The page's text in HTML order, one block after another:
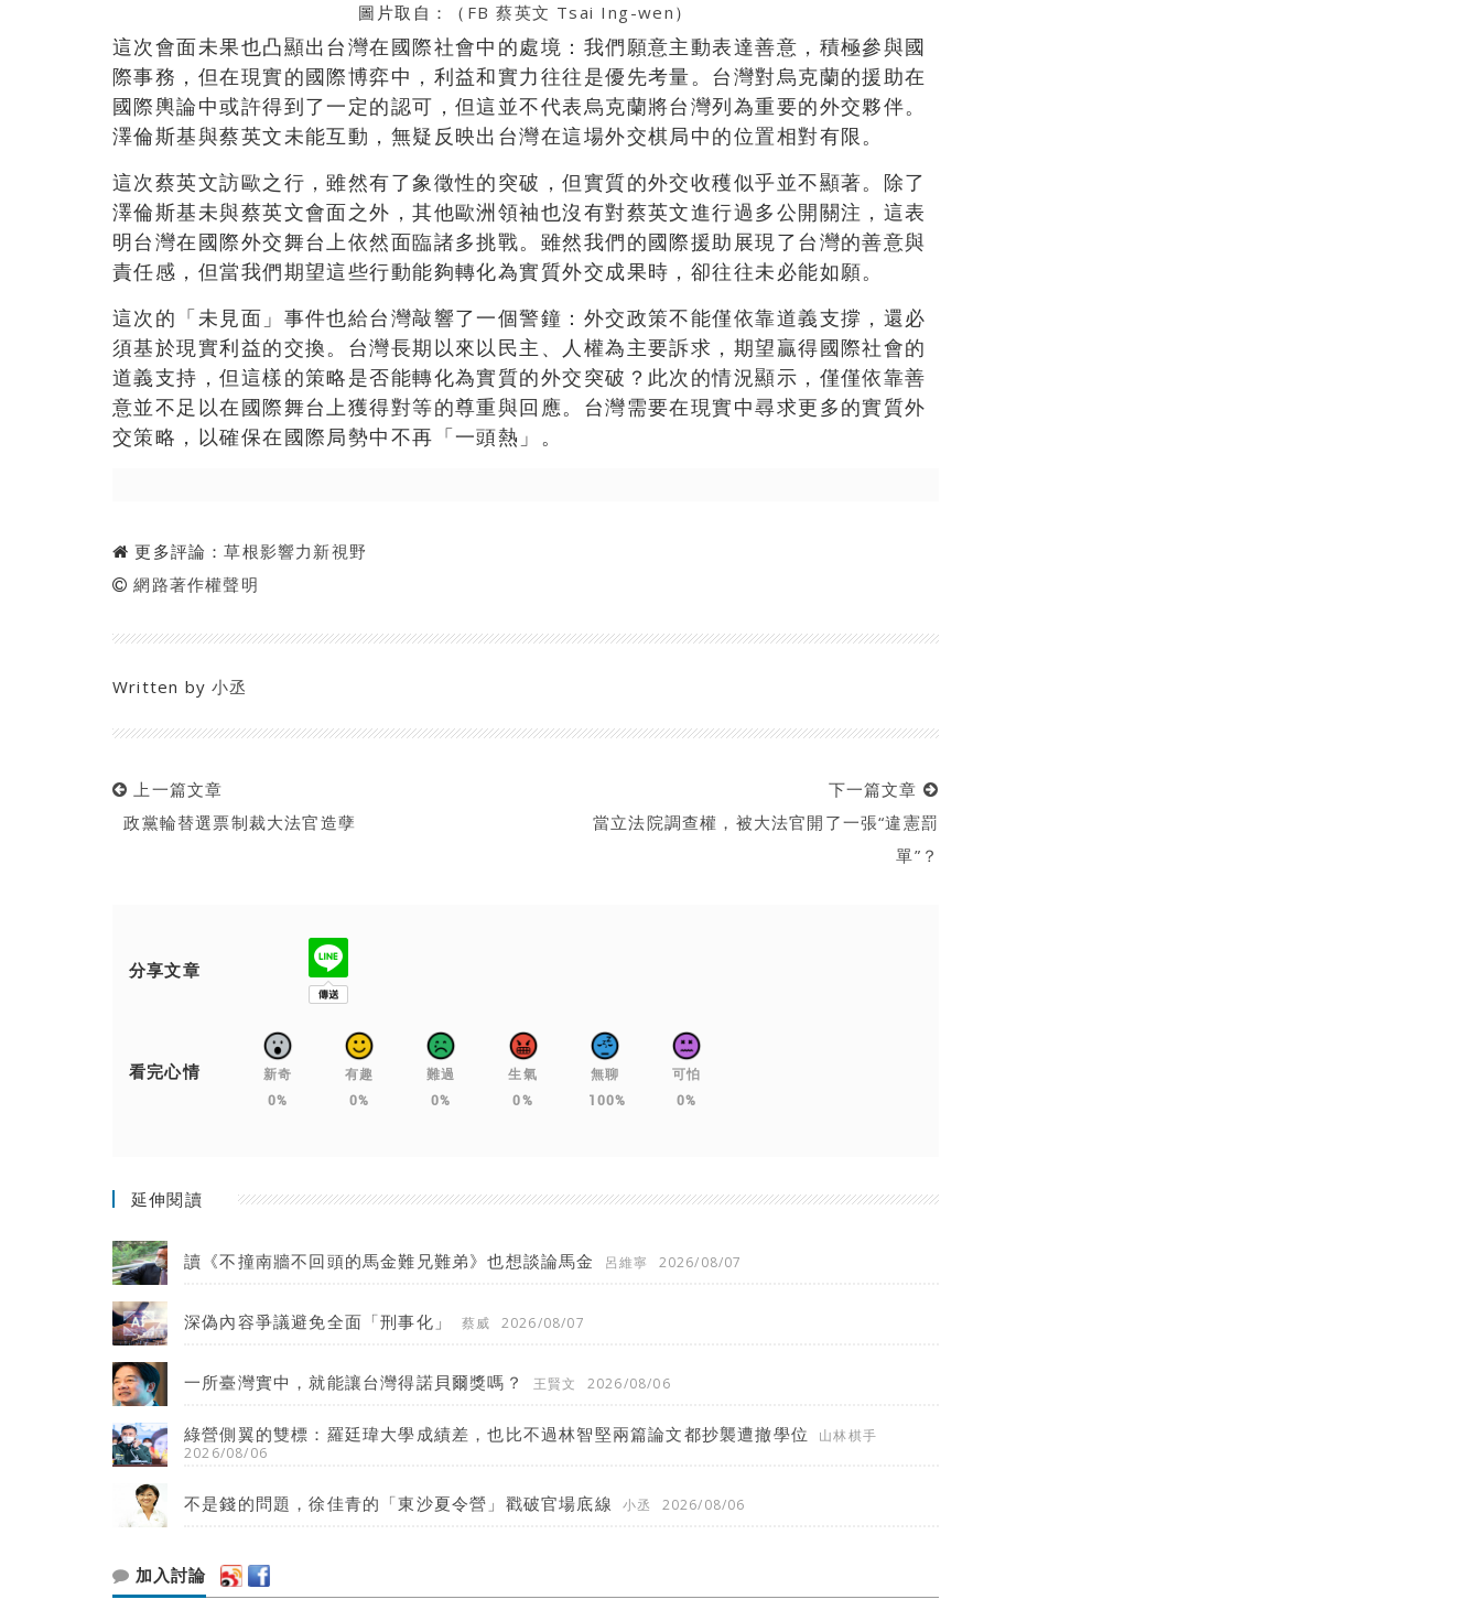
圖片取自：（ FB 蔡英文 Tsai Ing-wen ）
這次會面未果也凸顯出台灣在國際社會中的處境：我們願意主動表達善意，積極參與國
際事務，但在現實的國際博弈中，利益和實力往往是優先考量。台灣對烏克蘭的援助在
國際輿論中或許得到了一定的認可，但這並不代表烏克蘭將台灣列為重要的外交夥伴。
澤倫斯基與蔡英文未能互動，無疑反映出台灣在這場外交棋局中的位置相對有限。
這次蔡英文訪歐之行，雖然有了象徵性的突破，但實質的外交收穫似乎並不顯著。除了
澤倫斯基未與蔡英文會面之外，其他歐洲領袖也沒有對蔡英文進行過多公開關注，這表
明台灣在國際外交舞台上依然面臨諸多挑戰。雖然我們的國際援助展現了台灣的善意與
責任感，但當我們期望這些行動能夠轉化為實質外交成果時，卻往往未必能如願。
這次的「未見面」事件也給台灣敲響了一個警鐘：外交政策不能僅依靠道義支撐，還必
須基於現實利益的交換。台灣長期以來以民主、人權為主要訴求，期望贏得國際社會的
道義支持，但這樣的策略是否能轉化為實質的外交突破？此次的情況顯示，僅僅依靠善
意並不足以在國際舞台上獲得對等的尊重與回應。台灣需要在現實中尋求更多的實質外
交策略，以確保在國際局勢中不再「一頭熱」。
更多評論：草根影響力新視野
網路著作權聲明
Written by小丞
上一篇文章
政黨輪替選票制裁大法官造孽
下一篇文章
當立法院調查權，被大法官開了一張“違憲罰
單”？
分享文章
看完心情
新奇
0%
有趣
0%
難過
0%
生氣
0%
無聊
100%
可怕
0%
延伸閱讀
讀《不撞南牆不回頭的馬金難兄難弟》也想談論馬金 呂維寧 2026/08/07
深偽內容爭議避免全面「刑事化」 蔡威 2026/08/07
一所臺灣實中，就能讓台灣得諾貝爾獎嗎？ 王賢文 2026/08/06
綠營側翼的雙標：羅廷瑋大學成績差，也比不過林智堅兩篇論文都抄襲遭撤學位
山林棋手
2026/08/06
不是錢的問題，徐佳青的「東沙夏令營」戳破官場底線 小丞 2026/08/06
加入討論